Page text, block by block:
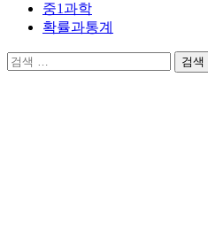
중1과학
확률과통계
검